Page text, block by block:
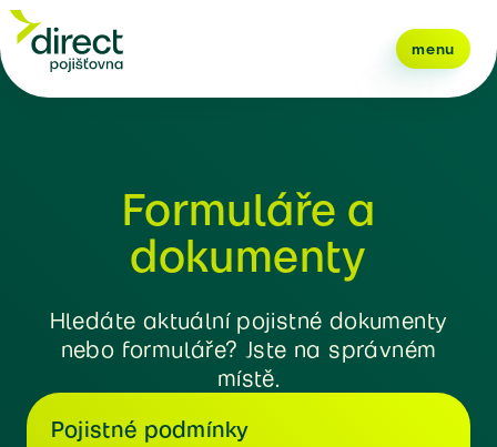
menu
Formuláře a
dokumenty
Hledáte aktuální pojistné dokumenty
nebo formuláře? Jste na správném
místě.
Pojistné podmínky